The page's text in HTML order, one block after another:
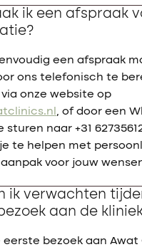
ik een afspraak
een afspraak
ons telefonisch te
via onze website op
, of door een
sturen naar +31
te helpen met
voor jouw
ik verwachten
aan de
eerste bezoek aan Awat